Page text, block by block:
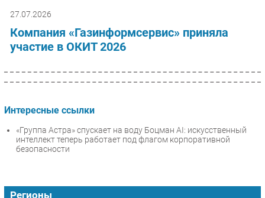
27.07.2026
Компания «Газинформсервис» приняла
участие в ОКИТ 2026
Интересные ссылки
«Группа Астра» спускает на воду Боцман AI: искусственный
интеллект теперь работает под флагом корпоративной
безопасности
Регионы